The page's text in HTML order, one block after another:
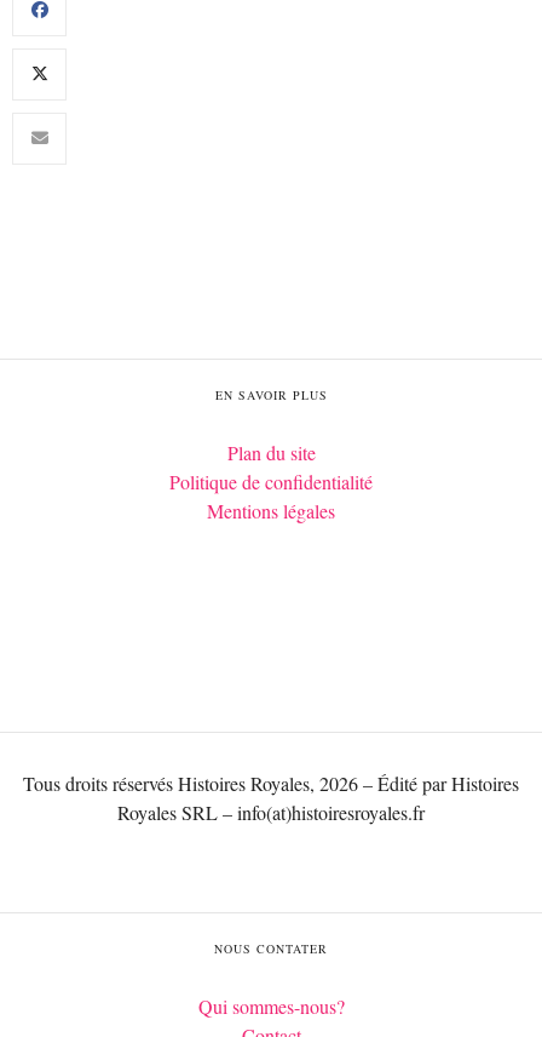
EN SAVOIR PLUS
Plan du site
Politique de confidentialité
Mentions légales
Tous droits réservés Histoires Royales, 2026 – Édité par Histoires
Royales SRL – info(at)histoiresroyales.fr
NOUS CONTATER
Qui sommes-nous?